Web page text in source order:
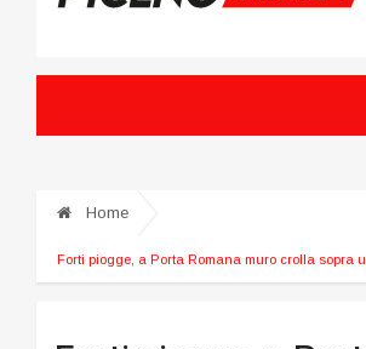
Home
Forti piogge, a Porta Romana muro crolla sopra